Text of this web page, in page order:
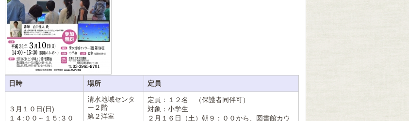
日時 場所 定員
３月１０日(日)
１４:００～１５:３０
清水地域センタ
ー２階
第２洋室
定員：１２名 （保護者同伴可）
対象：小学生
２月１６日（土）朝９：００から、図書館カウ